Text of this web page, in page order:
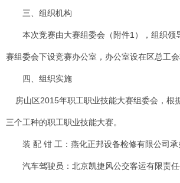
三、组织机构
本次竞赛由大赛组委会（附件1），组织领
赛组委会下设竞赛办公室，办公室设在区总工会
四、组织实施
房山区2015年职工职业技能大赛组委会，根
三个工种的职工职业技能大赛。
装 配 钳 工：燕化正邦设备检修有限公司承
汽车驾驶员：北京凯捷风公交客运有限责